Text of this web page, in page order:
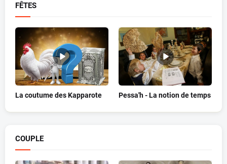
FÊTES
La coutume des Kapparote Pessa'h - La notion de temps
COUPLE